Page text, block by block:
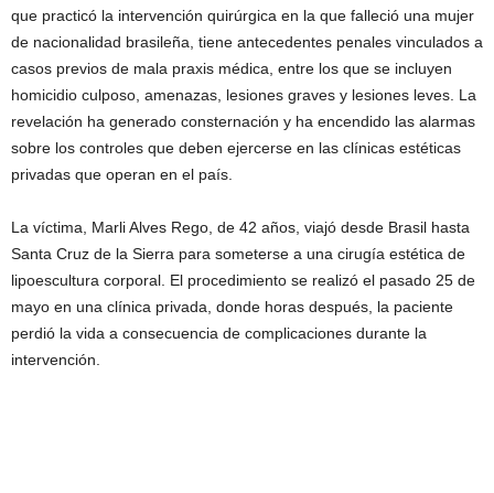
que practicó la intervención quirúrgica en la que falleció una mujer
de nacionalidad brasileña, tiene antecedentes penales vinculados a
casos previos de mala praxis médica, entre los que se incluyen
homicidio culposo, amenazas, lesiones graves y lesiones leves. La
revelación ha generado consternación y ha encendido las alarmas
sobre los controles que deben ejercerse en las clínicas estéticas
privadas que operan en el país.
La víctima, Marli Alves Rego, de 42 años, viajó desde Brasil hasta
Santa Cruz de la Sierra para someterse a una cirugía estética de
lipoescultura corporal. El procedimiento se realizó el pasado 25 de
mayo en una clínica privada, donde horas después, la paciente
perdió la vida a consecuencia de complicaciones durante la
intervención.